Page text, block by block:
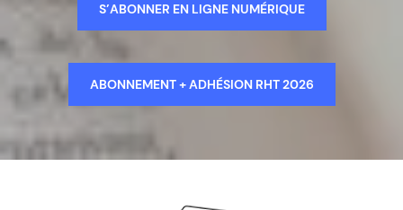
S’ABONNER EN LIGNE NUMÉRIQUE
ABONNEMENT + ADHÉSION RHT 2026